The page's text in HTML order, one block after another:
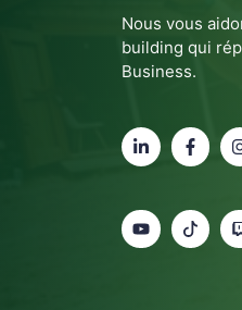
Nous vous
building qui
Business.